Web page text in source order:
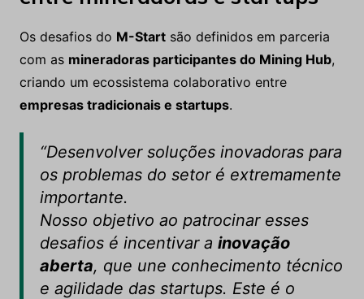
Os desafios do M-Startsão definidos em parceria
com as mineradoras participantes do Mining Hub,
criando um ecossistema colaborativo entre
empresas tradicionais e startups.
“Desenvolver soluções inovadoras para
os problemas do setor é extremamente
importante.
Nosso objetivo ao patrocinar esses
desafios é incentivar a inovação
aberta, que une conhecimento técnico
e agilidade das startups. Este é o